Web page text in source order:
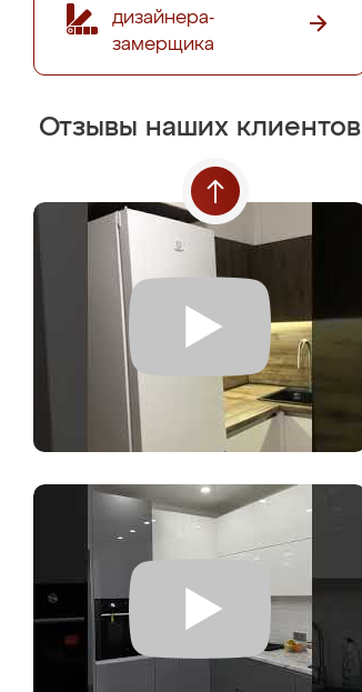
дизайнера-
замерщика
Отзывы наших клиентов